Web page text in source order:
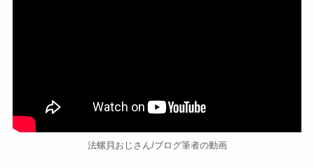
法螺貝おじさん/ブログ筆者の動画